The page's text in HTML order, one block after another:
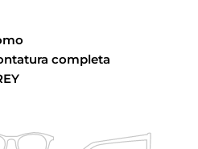
completa